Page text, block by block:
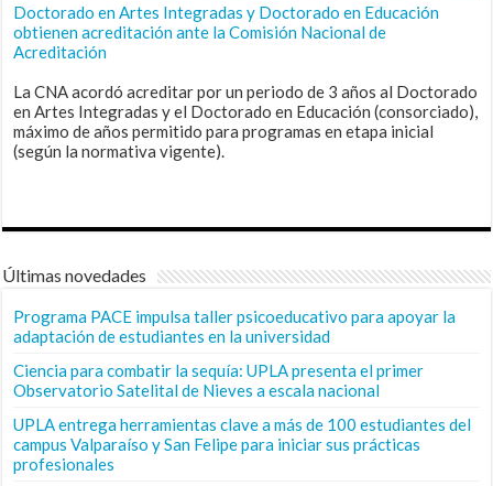
Doctorado en Artes Integradas y Doctorado en Educación
obtienen acreditación ante la Comisión Nacional de
Acreditación
La CNA acordó acreditar por un periodo de 3 años al Doctorado
en Artes Integradas y el Doctorado en Educación (consorciado),
máximo de años permitido para programas en etapa inicial
(según la normativa vigente).
Últimas novedades
Programa PACE impulsa taller psicoeducativo para apoyar la
adaptación de estudiantes en la universidad
Ciencia para combatir la sequía: UPLA presenta el primer
Observatorio Satelital de Nieves a escala nacional
UPLA entrega herramientas clave a más de 100 estudiantes del
campus Valparaíso y San Felipe para iniciar sus prácticas
profesionales